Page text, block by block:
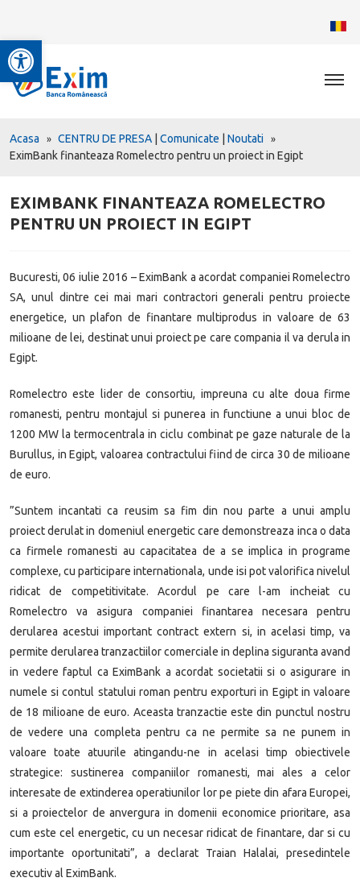
Deschide bara de unelte
Acasa CENTRU DE PRESA Comunicate
Noutati
EximBank finanteaza Romelectro pentru un proiect in Egipt
EXIMBANK FINANTEAZA ROMELECTRO
PENTRU UN PROIECT IN EGIPT
Bucuresti, 06 iulie 2016 – EximBank a acordat companiei Romelectro
SA, unul dintre cei mai mari contractori generali pentru proiecte
energetice, un plafon de finantare multiprodus in valoare de 63
milioane de lei, destinat unui proiect pe care compania il va derula in
Egipt.
Romelectro este lider de consortiu, impreuna cu alte doua firme
romanesti, pentru montajul si punerea in functiune a unui bloc de
1200 MW la termocentrala in ciclu combinat pe gaze naturale de la
Burullus, in Egipt, valoarea contractului fiind de circa 30 de milioane
de euro.
”Suntem incantati ca reusim sa fim din nou parte a unui amplu
proiect derulat in domeniul energetic care demonstreaza inca o data
ca firmele romanesti au capacitatea de a se implica in programe
complexe, cu participare internationala, unde isi pot valorifica nivelul
ridicat de competitivitate. Acordul pe care l-am incheiat cu
Romelectro va asigura companiei finantarea necesara pentru
derularea acestui important contract extern si, in acelasi timp, va
permite derularea tranzactiilor comerciale in deplina siguranta avand
in vedere faptul ca EximBank a acordat societatii si o asigurare in
numele si contul statului roman pentru exporturi in Egipt in valoare
de 18 milioane de euro. Aceasta tranzactie este din punctul nostru
de vedere una completa pentru ca ne permite sa ne punem in
valoare toate atuurile atingandu-ne in acelasi timp obiectivele
strategice: sustinerea companiilor romanesti, mai ales a celor
interesate de extinderea operatiunilor lor pe piete din afara Europei,
si a proiectelor de anvergura in domenii economice prioritare, asa
cum este cel energetic, cu un necesar ridicat de finantare, dar si cu
importante oportunitati”, a declarat Traian Halalai, presedintele
executiv al EximBank.